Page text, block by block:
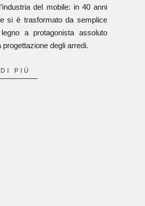
del mobile: in 40 anni
si è trasformato da semplice
a protagonista assoluto
progettazione degli arredi.
PIÚ